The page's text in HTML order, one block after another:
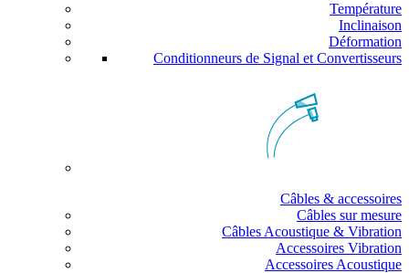
Température
Inclinaison
Déformation
Conditionneurs de Signal et Convertisseurs
Câbles & accessoires
Câbles sur mesure
Câbles Acoustique & Vibration
Accessoires Vibration
Accessoires Acoustique